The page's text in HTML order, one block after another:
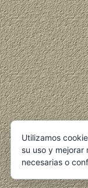
Utilizamos
su uso y
necesarias o